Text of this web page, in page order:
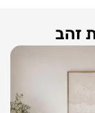
זהב